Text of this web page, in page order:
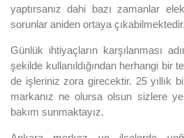
yaptırsanız dahi bazı zamanlar
sorunlar aniden ortaya çıkabilmektedir.
Günlük ihtiyaçların karşılanması
şekilde kullanıldığından herhangi bir
de işleriniz zora girecektir. 25 yıllık
markanız ne olursa olsun sizlere
bakım sunmaktayız.